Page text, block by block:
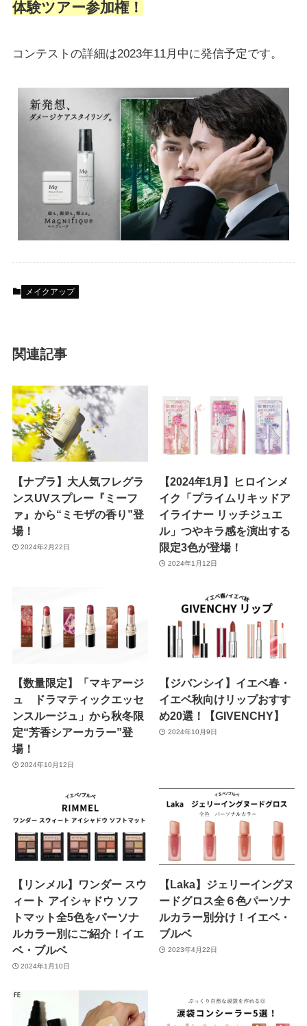
体験ツアー参加権！
コンテストの詳細は2023年11月中に発信予定です。
メイクアップ
関連記事
【ナプラ】⼤⼈気フレグラ
ンスUVスプレー『ミーフ
ァ』から“ミモザの香り”登
場！
2024年2月22日
【2024年1月】ヒロインメ
イク「プライムリキッドア
イライナー リッチジュエ
ル」つやキラ感を演出する
限定3色が登場！
2024年1月12日
【数量限定】「マキアージ
ュ ドラマティックエッセ
ンスルージュ」から秋冬限
定“芳香シアーカラー”登
場！
2024年10月12日
【ジバンシイ】イエベ春・
イエベ秋向けリップおすす
め20選！【GIVENCHY】
2024年10月9日
【リンメル】ワンダー スウ
ィート アイシャドウ ソフ
トマット全5色をパーソナ
ルカラー別にご紹介！イエ
ベ・ブルベ
2024年1月10日
【Laka】ジェリーイングヌ
ードグロス全６色パーソナ
ルカラー別分け！イエベ・
ブルベ
2023年4月22日